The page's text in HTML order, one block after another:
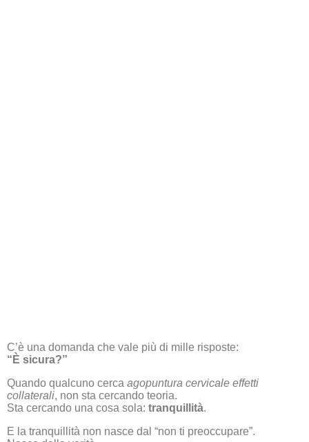
C’è una domanda che vale più di mille risposte:
“È sicura?”
Quando qualcuno cerca agopuntura cervicale effetti
collaterali, non sta cercando teoria.
Sta cercando una cosa sola: tranquillità.
E la tranquillità non nasce dal “non ti preoccupare”.